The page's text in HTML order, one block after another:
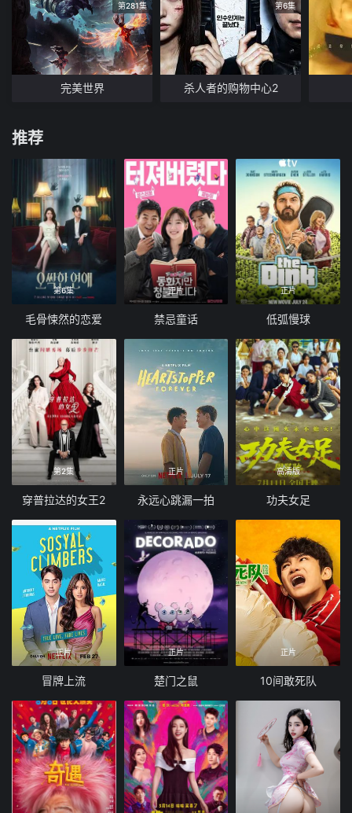
第281集
完美世界
第6集
杀人者的购物中心2
推荐
第6集
毛骨悚然的恋爱
正片
禁忌童话
正片
低弧慢球
第2集
穿普拉达的女王2
正片
永远心跳漏一拍
高清版
功夫女足
正片
冒牌上流
正片
楚门之鼠
正片
10间敢死队